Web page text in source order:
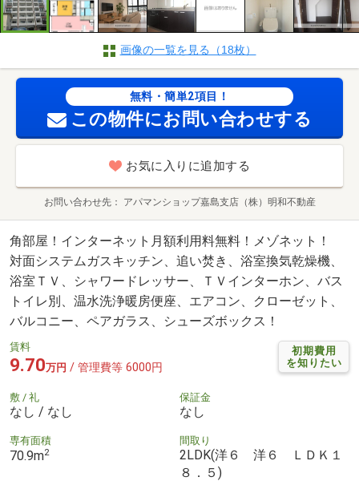
画像の一覧を見る（18枚）
無料・簡単2項目！
この物件にお問い合わせする
お気に入りに追加する
お問い合わせ先 アパマンショップ嘉島支店（株）明和不動産
角部屋！インターネット月額利用料無料！メゾネット！
対面システムガスキッチン、追い焚き、浴室換気乾燥機、
浴室ＴＶ、シャワードレッサー、ＴＶインターホン、バス
トイレ別、温水洗浄暖房便座、エアコン、クローゼット、
バルコニー、ペアガラス、シューズボックス！
初期費用
を知りたい
賃料
9.70万円 / 管理費等 6000円
敷 / 礼
なし / なし
保証金
なし
専有面積
70.9m2
間取り
2LDK(洋６ 洋６ ＬＤＫ１
８．５)